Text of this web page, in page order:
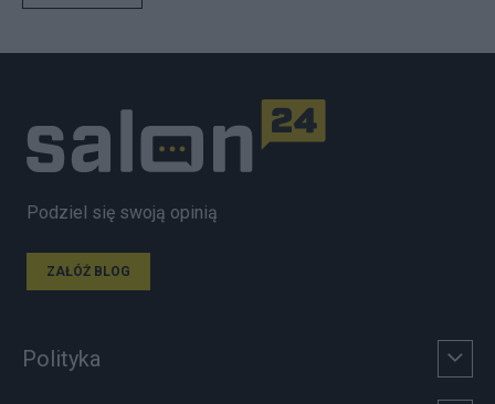
Podziel się swoją opinią
ZAŁÓŻ BLOG
Polityka